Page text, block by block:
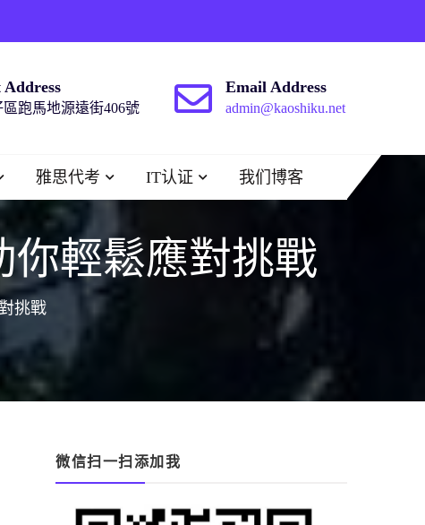
跑馬地源遠街406號
Email Address
admin@kaoshiku.net
雅思代考 IT认证 我们博客
你輕鬆應對挑戰
挑戰
微信扫一扫添加我